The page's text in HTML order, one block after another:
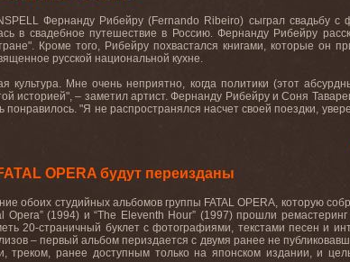
Фернанду Рибейру (Fernando Ribeiro) сыграл свадьбу
в свадебное путешествие в Россию. Фернанду Рибейру
Кроме того, Рибейру похвастался книгами, которые он
русской национальной кухне.
культура. Мне очень неприятно, когда политики (этот
историей", – заметил артист. Фернанду Рибейру и Соня
"Я не распространялся насчет своей поездки,
OPERA будут переизданы
обоих студийных альбомов группы FATAL OPERA, которую
Opera” (1994) и “The Eleventh Hour” (1997) прошли
20-страничный буклет с фотографиями, текстами песен и
– первый альбом периздается с двумя ранее не
треком, ранее доступным только на японском издании, и